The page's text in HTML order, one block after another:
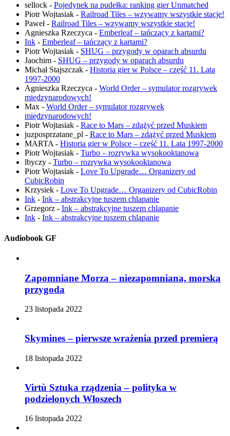
sellock - Pojedynek na pudełka: ranking gier Unmatched
Piotr Wojtasiak - Railroad Tiles – wzywamy wszystkie stacje!
Paweł- Railroad Tiles – wzywamy wszystkie stacje!
Agnieszka Rzeczyca - Emberleaf – tańczący z kartami?
Ink - Emberleaf – tańczący z kartami?
Piotr Wojtasiak - SHUG – przygody w oparach absurdu
Jaochim - SHUG – przygody w oparach absurdu
Michał Stajszczak - Historia gier w Polsce – część 11. Lata
1997-2000
Agnieszka Rzeczyca - World Order – symulator rozgrywek
międzynarodowych!
Max - World Order – symulator rozgrywek
międzynarodowych!
Piotr Wojtasiak - Race to Mars – zdążyć przed Muskiem
juzposprzatane_pl - Race to Mars – zdążyć przed Muskiem
MARTA- Historia gier w Polsce – część 11. Lata 1997-2000
Piotr Wojtasiak - Turbo – rozrywka wysokooktanowa
lbyczy - Turbo – rozrywka wysokooktanowa
Piotr Wojtasiak - Love To Upgrade… Organizery od
CubicRobin
Krzysiek - Love To Upgrade… Organizery od CubicRobin
Ink - Ink – abstrakcyjne tuszem chlapanie
Grzegorz - Ink – abstrakcyjne tuszem chlapanie
Ink - Ink – abstrakcyjne tuszem chlapanie
Audiobook GF
Zapomniane Morza – niezapomniana, morska
przygoda
23 listopada 2022
Skymines – pierwsze wrażenia przed premierą
18 listopada 2022
Virtù Sztuka rządzenia – polityka w
podzielonych Włoszech
16 listopada 2022